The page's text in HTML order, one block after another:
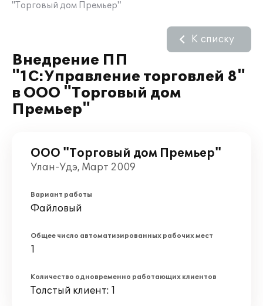
"Торговый дом Премьер"
Внедрение ПП
"1С:Управление торговлей 8"
в ООО "Торговый дом
Премьер"
К списку
ООО "Торговый дом Премьер"
Улан-Удэ, Март 2009
Вариант работы
Файловый
Общее число автоматизированных рабочих мест
1
Количество одновременно работающих клиентов
Толстый клиент: 1